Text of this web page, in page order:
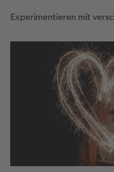
die für Sie passenden
Belichtungszeit von
Je mehr Sie malen
müssen Sie den
halten.
Blende: Wählen Sie
Blendenöffnung (zum
ISO-Einstellung:
niedrig wie möglich
Fokussierung: Stellen
manuell scharf, wenn
Schwierigkeiten hat, im
fokussieren. Stellen
Experimentieren mit